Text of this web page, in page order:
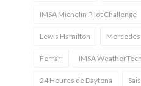
IMSA Michelin Pilot Challenge
Lewis Hamilton Mercedes
Ferrari IMSA
24 Heures de Daytona